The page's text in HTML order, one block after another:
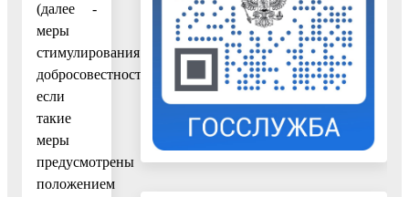
(далее -
меры
стимулирования
добросовестности),
если
такие
меры
предусмотрены
положением